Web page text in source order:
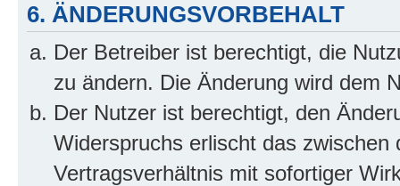
6. ÄNDERUNGSVORBEHALT
Der Betreiber ist berechtigt, die
zu ändern. Die Änderung wird dem
Der Nutzer ist berechtigt, den
Widerspruchs erlischt das
Vertragsverhältnis mit sofortiger